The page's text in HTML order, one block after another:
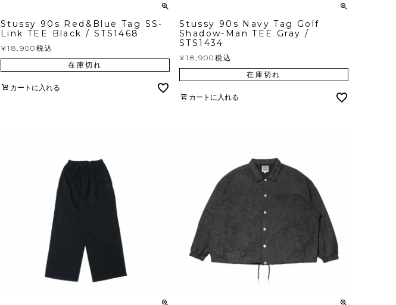
Stussy 90s Red&Blue Tag SS-
Link TEE Black / STS1468
¥18,900 税込
在庫切れ
カートに入れる
Stussy 90s Navy Tag Golf
Shadow-Man TEE Gray /
STS1434
¥18,900 税込
在庫切れ
カートに入れる